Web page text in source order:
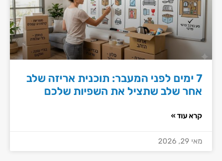
7 ימים לפני המעבר: תוכנית אריזה שלב
אחר שלב שתציל את השפיות שלכם
קרא עוד »
מאי 29, 2026